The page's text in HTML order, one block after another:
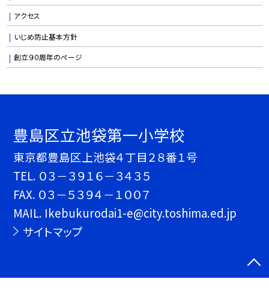
アクセス
いじめ防止基本方針
創立９０周年のページ
豊島区立池袋第一小学校
東京都豊島区上池袋４丁目２８番１号
TEL. ０３－３９１６－３４３５
FAX. ０３－５３９４－１００７
MAIL. Ikebukurodai1-e@city.toshima.ed.jp
サイトマップ